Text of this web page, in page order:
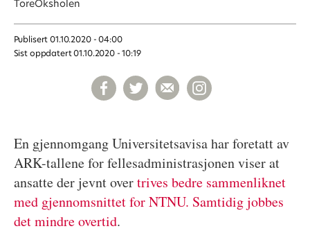
ToreOksholen
Publisert
01.10.2020 - 04:00
Sist oppdatert
01.10.2020 - 10:19
En gjennomgang Universitetsavisa har foretatt av
ARK-tallene for fellesadministrasjonen viser at
ansatte der jevnt overtrives bedre sammenliknet
med gjennomsnittet for NTNU. Samtidig jobbes
det mindre overtid.